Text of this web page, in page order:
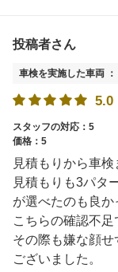
投稿者さん
車検を実施した車両
5.0
スタッフの対応：5
価格：5
見積もりから車検
見積もりも3パタ
が選べたのも良か
こちらの確認不
その際も嫌な顔
ございました。